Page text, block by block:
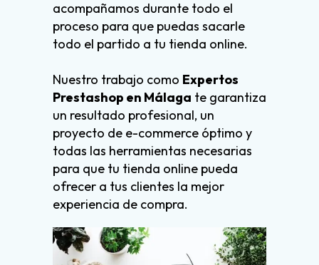
acompañamos durante todo el
proceso para que puedas sacarle
todo el partido a tu tienda online.
Nuestro trabajo como Expertos
Prestashop en Málaga te garantiza
un resultado profesional, un
proyecto de e-commerce óptimo y
todas las herramientas necesarias
para que tu tienda online pueda
ofrecer a tus clientes la mejor
experiencia de compra.